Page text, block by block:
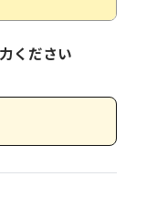
ください